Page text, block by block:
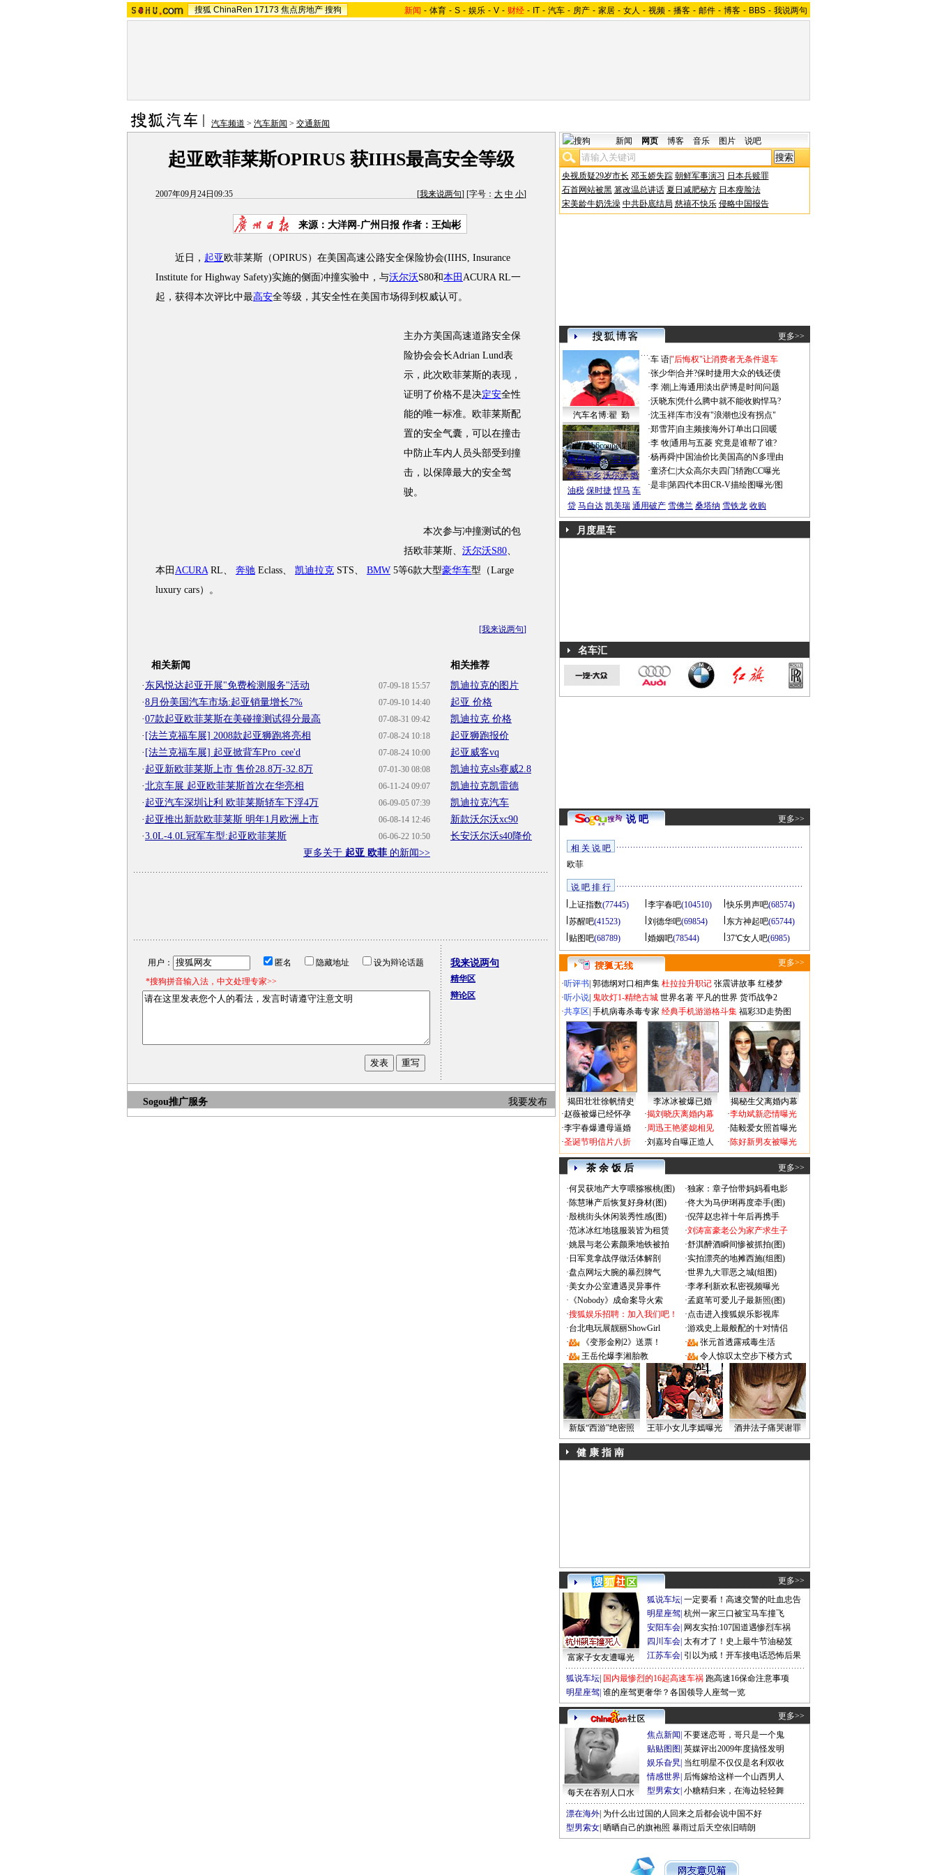
搜狐 ChinaRen 17173 焦点房地产 搜狗 新闻 - 体育 - S - 娱乐 - V - 财经 - IT - 汽车 - 房产 - 家居 - 女人 - 视频 - 播客 - 邮件 - 博客 - BBS - 我说两句
汽车频道 > 汽车新闻 > 交通新闻
起亚欧菲莱斯OPIRUS 获IIHS最高安全等级
2007年09月24日09:35 [我来说两句] [字号： 大 中 小]
来源：大洋网-广州日报 作者：王灿彬
近日， 起亚 欧菲莱斯（OPIRUS）在美国高速公路安全保险协会(IIHS, Insurance
Institute for Highway Safety)实施的侧面冲撞实验中，与沃尔沃S80和本田 ACURA RL一
起，获得本次评比中最高安全等级，其安全性在美国市场得到权威认可。
主办方美国高速道路安全保
险协会会长Adrian Lund表
示，此次欧菲莱斯的表现，
证明了价格不是决定安全性
能的唯一标准。欧菲莱斯配
置的安全气囊，可以在撞击
中防止车内人员头部受到撞
击，以保障最大的安全驾
驶。
本次参与冲撞测试的包
括欧菲莱斯、 沃尔沃S80、
本田 ACURARL、 奔驰 Eclass、 凯迪拉克 STS、 BMW 5等6款大型豪华车型（Large
luxury cars）。
[我来说两句]
相关新闻
07-09-18 15:57
· 东风悦达起亚开展"免费检测服务"活动
07-09-10 14:40
·8月份美国汽车市场:起亚销量增长7%
07-08-31 09:42
·07款起亚欧菲莱斯在美碰撞测试得分最高
07-08-24 10:18
· [法兰克福车展] 2008款起亚狮跑将亮相
07-08-24 10:00
· [法兰克福车展] 起亚掀背车Pro_cee'd
07-01-30 08:08
· 起亚新欧菲莱斯上市 售价28.8万-32.8万
06-11-24 09:07
·北京车展 起亚欧菲莱斯首次在华亮相
06-09-05 07:39
· 起亚汽车深圳让利 欧菲莱斯轿车下浮4万
06-08-14 12:46
· 起亚推出新款欧菲莱斯 明年1月欧洲上市
06-06-22 10:50
·3.0L-4.0L冠军车型:起亚欧菲莱斯
更多关于 起亚 欧菲 的新闻>>
相关推荐
凯迪拉克的图片
起亚 价格
凯迪拉克 价格
起亚狮跑报价
起亚威客vq
凯迪拉克sls赛威2.8
凯迪拉克凯雷德
凯迪拉克汽车
新款沃尔沃xc90
长安沃尔沃s40降价
用户： 匿名 隐藏地址
设为辩论话题
*搜狗拼音输入法，中文处理专家>>
我来说两句
精华区
辩论区
我要发布
Sogou推广服务
新闻 网页 博客 音乐 图片 说吧
央视质疑29岁市长 邓玉娇失踪 朝鲜军事演习 日本兵赎罪
石首网站被黑 篡改温总讲话 夏日减肥秘方 日本瘦脸法
宋美龄牛奶洗澡 中共卧底结局 慈禧不快乐 侵略中国报告
更多>>
汽车名博:翟 勤
帕萨特b6coupe谍照
·车 语|"后悔权"让消费者无条件退车
·张少华|合并?保时捷用大众的钱还债
·李 潮 上海通用淡出萨博是时间问题
·沃晓东|凭什么腾中就不能收购悍马?
·沈玉祥|车市没有"浪潮也没有拐点"
·郑雪芹| 自主频接海外订单出口回暖
·李 牧|通用与五菱 究竟是谁帮了谁?
·杨再舜|中国油价比美国高的N多理由
·童济仁|大众高尔夫四门轿跑CC曝光
·是非|第四代本田CR-V描绘图曝光/图
热点标签： 车船税
汽车下乡 沃尔沃 燃
油税 保时捷 悍马 车
贷 马自达 凯美瑞 通用破产 雪佛兰 桑塔纳 雪铁龙 收购
月度星车
名车汇
说 吧 更多>>
相 关 说 吧
欧菲
说 吧 排 行
上证指数(77445) 李宇春吧(104510) 快乐男声吧(68574)
苏醒吧(41523) 刘德华吧(69854) 东方神起吧(65744)
贴图吧(68789) 婚姻吧(78544) 37℃女人吧(6985)
更多>>
·听评书 郭德纲对口相声集 杜拉拉升职记 张震讲故事 红楼梦
·听小说 鬼吹灯1-精绝古城 世界名著 平凡的世界 货币战争2
·共享区 手机病毒杀毒专家 经典手机游游格斗集 福彩3D走势图
揭田壮壮徐帆情史 李冰冰被爆已婚
揭秘生父离婚内幕
·赵薇被爆已经怀孕
·李宇春爆遭母逼婚
·圣诞节明信片八折
·揭刘晓庆离婚内幕
·周迅王艳婆媳相见
·刘嘉玲自曝正造人
·李幼斌新恋情曝光
·陆毅爱女照首曝光
·陈好新男友被曝光
茶 余 饭 后 更多>>
·何炅获地产大亨喂猕猴桃(图) ·独家：章子怡带妈妈看电影
·陈慧琳产后恢复好身材(图) ·佟大为马伊琍再度牵手(图)
·殷桃街头休闲装秀性感(图) ·倪萍赵忠祥十年后再携手
·范冰冰红地毯服装皆为租赁 ·刘涛富豪老公为家产求生子
·姚晨与老公素颜乘地铁被拍 ·舒淇醉酒瞬间惨被抓拍(图)
· 日军竟拿战俘做活体解剖 ·实拍漂亮的地摊西施(组图)
·盘点网坛大腕的暴烈脾气 ·世界九大罪恶之城(组图)
·美女办公室遭遇灵异事件 ·李孝利新欢私密视频曝光
· 《Nobody》成命案导火索 ·孟庭苇可爱儿子最新照(图)
·搜狐娱乐招聘：加入我们吧！ ·点击进入搜狐娱乐影视库
·台北电玩展靓丽ShowGirl ·游戏史上最般配的十对情侣
·
《变形金刚2》送票！ ·
张元首透露戒毒生活
·
王岳伦爆李湘胎教 · 令人惊叹太空步下楼方式
新版“西游”绝密照 王菲小女儿李嫣曝光 酒井法子痛哭谢罪
健 康 指 南
更多>>
富家子女友遭曝光
狐说车坛 一定要看！高速交警的吐血忠告
明星座驾 杭州一家三口被宝马车撞飞
安阳车会 网友实拍:107国道遇惨烈车祸
四川车会 太有才了！史上最牛节油秘笈
江苏车会 引以为戒！开车接电话恐怖后果
狐说车坛 国内最惨烈的16起高速车祸 跑高速16保命注意事项
明星座驾 谁的座驾更奢华？各国领导人座驾一览
更多>>
每天在吞别人口水
焦点新闻 不要迷恋哥，哥只是一个鬼
贴贴图图 英媒评出2009年度搞怪发明
娱乐旮旯 当红明星不仅仅是名利双收
情感世界 后悔嫁给这样一个山西男人
型男索女 小糖精归来，在海边轻轻舞
漂在海外 为什么出过国的人回来之后都会说中国不好
型男索女 晒晒自己的旗袍照 暴雨过后天空依旧晴朗